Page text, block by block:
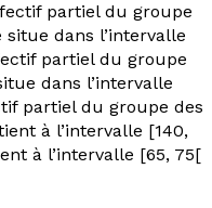
partiel du groupe
dans l’intervalle
partiel du groupe
dans l’intervalle
partiel du groupe des
à l’intervalle [140,
à l’intervalle [65, 75[